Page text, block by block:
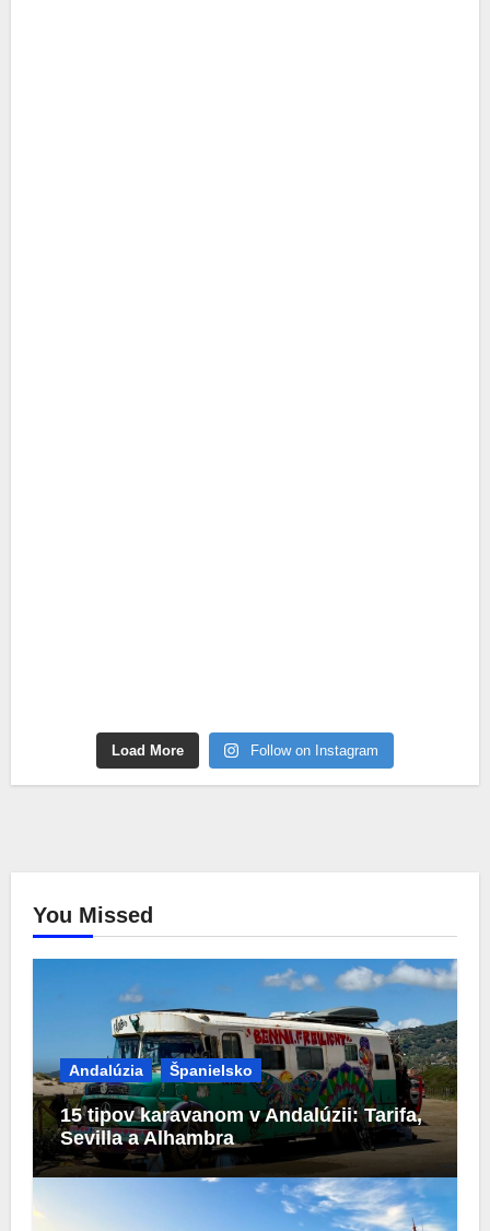
Load More Follow on Instagram
You Missed
Andalúzia Španielsko
15 tipov karavanom v Andalúzii: Tarifa,
Sevilla a Alhambra